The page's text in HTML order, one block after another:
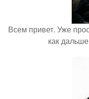
Всем привет. Уже
как